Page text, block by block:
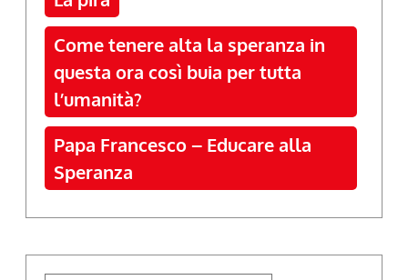
Come tenere alta la speranza in
questa ora così buia per tutta
l’umanità?
Papa Francesco – Educare alla
Speranza